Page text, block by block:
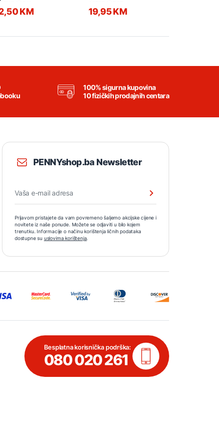
KM 19,95 KM
100% sigurna kupovina
10 fizičkih prodajnih centara
PENNYshop.ba Newsletter
Prijavom pristajete da vam povremeno šaljemo akcijske cijene i
novitete iz naše ponude. Možete se odjaviti u bilo kojem
trenutku. Informacije o načinu korištenja ličnih podataka
dostupne su uslovima korištenja.
Besplatna korisnička podrška:
080 020 261